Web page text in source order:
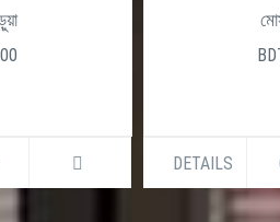
DETAILS